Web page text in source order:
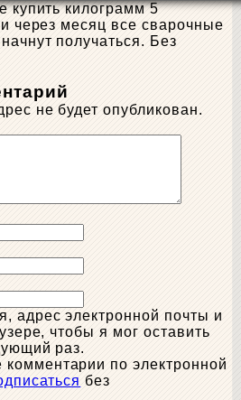
купить килограмм 5
через месяц все сварочные
получаться. Без
не будет опубликован.
адрес электронной почты и
чтобы я мог оставить
раз.
по электронной
без